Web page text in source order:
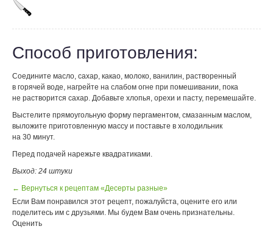
Способ приготовления:
Соедините масло, сахар, какао, молоко, ванилин, растворенный
в горячей воде, нагрейте на слабом огне при помешивании, пока
не растворится сахар. Добавьте хлопья, орехи и пасту, перемешайте.
Выстелите прямоугольную форму пергаментом, смазанным маслом,
выложите приготовленную массу и поставьте в холодильник
на 30 минут.
Перед подачей нарежьте квадратиками.
Выход: 24 штуки
← Вернуться к рецептам «Десерты разные»
Если Вам понравился этот рецепт, пожалуйста, оцените его или
поделитесь им с друзьями. Мы будем Вам очень признательны.
Оценить